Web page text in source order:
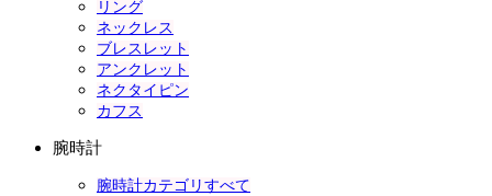
リング
ネックレス
ブレスレット
アンクレット
ネクタイピン
カフス
腕時計
腕時計カテゴリすべて